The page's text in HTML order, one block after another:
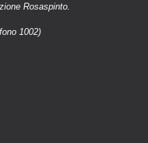
Rosaspinto.
1002)